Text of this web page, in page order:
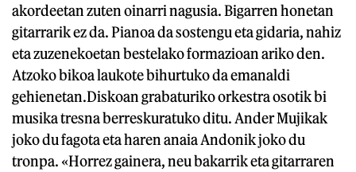
akordeetan zuten oinarri nagusia. Bigarren honetan
gitarrarik ez da. Pianoa da sostengu eta gidaria, nahiz
eta zuzenekoetan bestelako formazioan ariko den.
Atzoko bikoa laukote bihurtuko da emanaldi
gehienetan.Diskoan grabaturiko orkestra osotik bi
musika tresna berreskuratuko ditu. Ander Mujikak
joko du fagota eta haren anaia Andonik joko du
tronpa. «Horrez gainera, neu bakarrik eta gitarraren